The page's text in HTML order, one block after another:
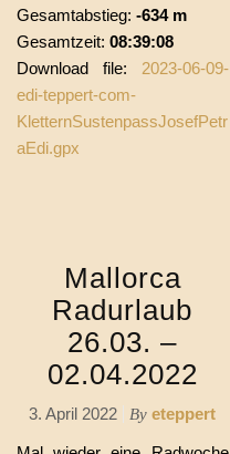
Gesamtabstieg: -634 m
Gesamtzeit: 08:39:08
Download file: 2023-06-09-
edi-teppert-com-
KletternSustenpassJosefPetr
aEdi.gpx
Mallorca
Radurlaub
26.03. –
02.04.2022
3. April 2022 By eteppert